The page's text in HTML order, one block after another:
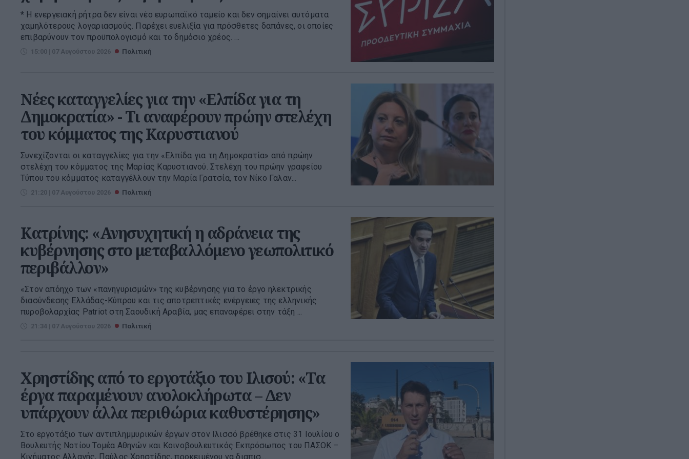
* Η ενεργειακή ρήτρα δεν είναι νέο ευρωπαϊκό ταμείο και δεν σημαίνει αυτόματα
χαμηλότερους λογαριασμούς. Παρέχει ευελιξία για πρόσθετες δαπάνες, οι οποίες
επιβαρύνουν τον προϋπολογισμό και το δημόσιο χρέος. ...
15:00 | 07 Αυγούστου 2026 Πολιτική
Νέες καταγγελίες για την «Ελπίδα για τη
Δημοκρατία» - Τι αναφέρουν πρώην στελέχη
του κόμματος της Καρυστιανού
Συνεχίζονται οι καταγγελίες για την «Ελπίδα για τη Δημοκρατία» από πρώην
στελέχη του κόμματος της Μαρίας Καρυστιανού. Στελέχη του πρώην γραφείου
Τύπου του κόμματος καταγγέλλουν την Μαρία Γρατσία, τον Νίκο Γαλαν...
21:20 | 07 Αυγούστου 2026 Πολιτική
Κατρίνης: «Ανησυχητική η αδράνεια της
κυβέρνησης στο μεταβαλλόμενο γεωπολιτικό
περιβάλλον»
«Στον απόηχο των «πανηγυρισμών» της κυβέρνησης για το έργο ηλεκτρικής
διασύνδεσης Ελλάδας-Κύπρου και τις αποτρεπτικές ενέργειες της ελληνικής
πυροβολαρχίας Patriot στη Σαουδική Αραβία, μας επαναφέρει στην τάξη ...
21:34 | 07 Αυγούστου 2026 Πολιτική
Χρηστίδης από το εργοτάξιο του Ιλισού: «Τα
έργα παραμένουν ανολοκλήρωτα – Δεν
υπάρχουν άλλα περιθώρια καθυστέρησης»
Στο εργοτάξιο των αντιπλημμυρικών έργων στον Ιλισσό βρέθηκε στις 31 Ιουλίου ο
Βουλευτής Νοτίου Τομέα Αθηνών και Κοινοβουλευτικός Εκπρόσωπος του ΠΑΣΟΚ –
Κινήματος Αλλαγής, Παύλος Χρηστίδης, προκειμένου να διαπισ...